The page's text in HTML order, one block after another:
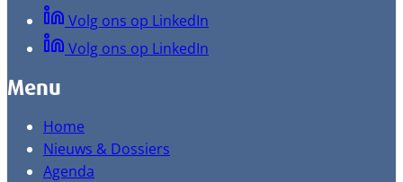
Volg ons op LinkedIn
Volg ons op LinkedIn
Menu
Home
Nieuws & Dossiers
Agenda